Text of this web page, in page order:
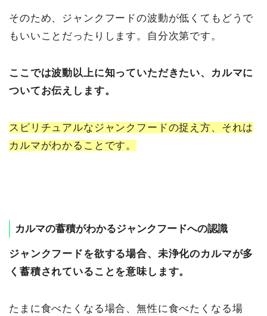
そのため、ジャンクフードの波動が低くてもどうで
もいいことだったりします。自分次第です。
ここでは波動以上に知っていただきたい、カルマに
ついてお伝えします。
スピリチュアルなジャンクフードの捉え方、それは
カルマがわかることです。
カルマの蓄積がわかるジャンクフードへの認識
ジャンクフードを欲する場合、未浄化のカルマが多
く蓄積されていることを意味します。
たまに食べたくなる場合、無性に食べたくなる場